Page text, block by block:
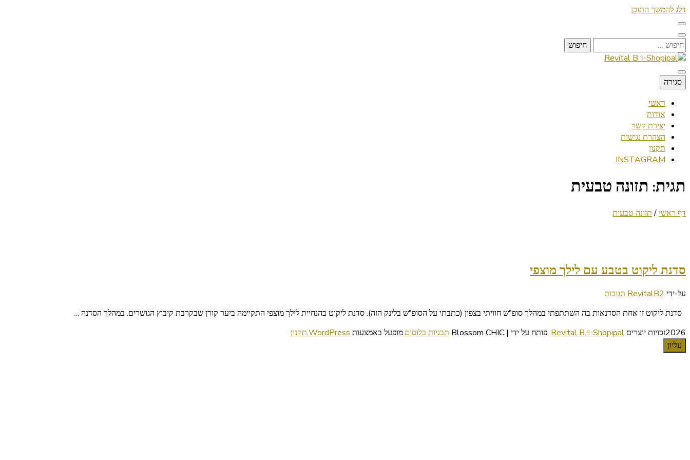
דלג להמשך התוכן
חיפוש:
Revital B.✨Shopipal
Lifestyle ✦ Beauty ✦ Vegan ✦ Travel
סגירה
ראשי
אודות
יצירת קשר
הצהרת נגישות
תקנון
INSTAGRAM
תגית: תזונה טבעית
דף ראשי/ תזונה טבעית
סדנת ליקוט בטבע עם לילך מוצפי
על-ידי RevitalB2 תגובות
על
ליקוט
בטבע
עם
סדנת ליקוט זו אחת הסדנאות בה השתתפתי במהלך סופ"ש חוויתי בצפון (כתבתי על הסופ"ש בלינק הזה). סדנת ליקוט בהנחיית לילך מוצפי התקיימה ביער קורן שבקרבת קיבוץ הגושרים. במהלך הסדנה …
2026זכויות יוצרים
Revital B.✨Shopipal
.פותח על ידי | Blossom CHIC תבניות בלוסום.מופעל באמצעות WordPress
.תקנון
עליון